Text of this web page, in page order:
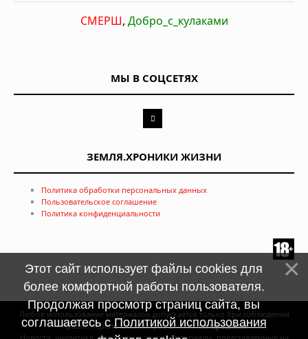
СМЕРШ, Добро_с_кулаками
МЫ В СОЦСЕТЯХ
ЗЕМЛЯ.ХРОНИКИ ЖИЗНИ
Политика обработки персональных данных
Пользовательское соглашение
Политика конфиденциальности
Любое использование материалов допускается только при соблюдении
правил перепечатки и при наличиигиперссылки
Этот сайт использует файлы cookies для
более комфортной работы пользователя.
Продолжая просмотр страниц сайта, вы
соглашаетесь сПолитикой использования